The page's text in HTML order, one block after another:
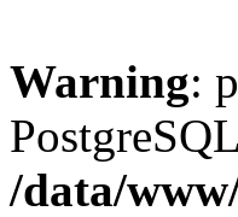
Warning:
/data/